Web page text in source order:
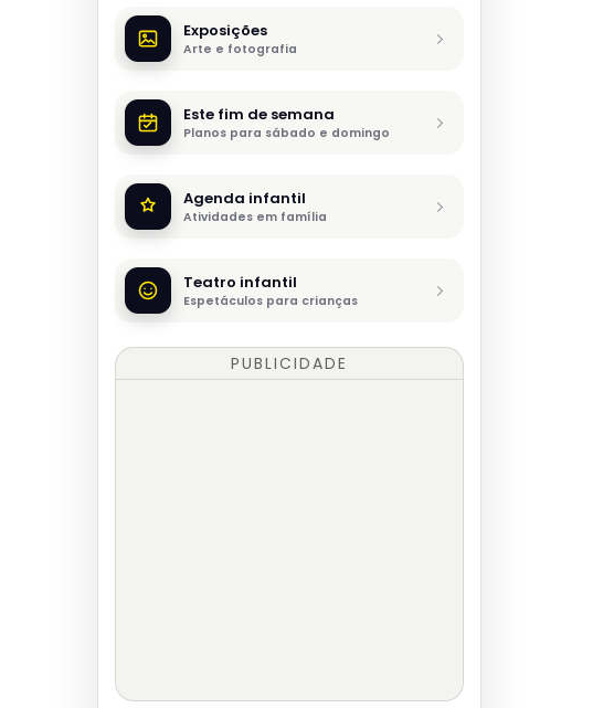
Exposições
Arte e fotografia
Este fim de semana
Planos para sábado e domingo
Agenda infantil
Atividades em família
Teatro infantil
Espetáculos para crianças
PUBLICIDADE